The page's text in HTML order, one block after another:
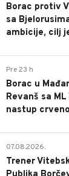
Borac protiv
sa
ambicije, cilj
Pre 23 h
Borac u
Revanš sa
nastup
07.08.2026.
Trener